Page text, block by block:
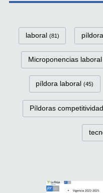
FerTv
laboral (81)
Microponencias laboral
píldora laboral (45)
Píldoras competitividad